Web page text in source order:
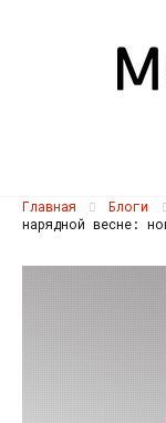
Главная Блоги
нарядной весне: